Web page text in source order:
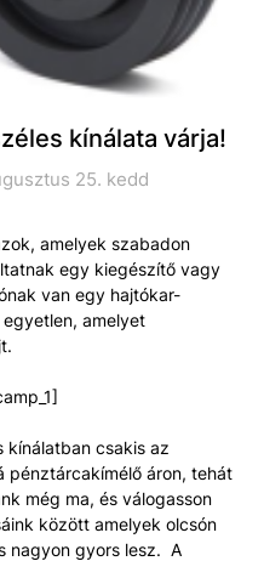
kínálata várja!
25. kedd
amelyek szabadon
egy kiegészítő vagy
van egy hajtókar-
amelyet
kínálatban csakis az
pénztárcakímélő áron, tehát
még ma, és válogasson
között amelyek olcsón
nagyon gyors lesz. A